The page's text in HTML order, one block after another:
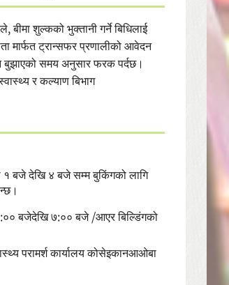
शुल्कको भुक्तानी गर्ने बिधिलाई
मार्फत ट्रान्सफर प्रणालीको आवेदन
समय अनुसार फरक पर्दछ।
र कल्याण बिभाग
१ बजे देखि ४ बजे सम्म बुकिंगको लागि
बजेदेखि ७:०० बजे /आएर बिल्डिंगको
परामर्श कार्यालय कोसेइकानआओबा